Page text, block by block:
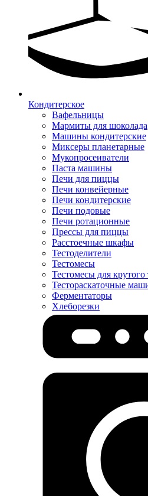
Кондитерское
Вафельницы
Мармиты для шоколада
Машины кондитерские
Миксеры планетарные
Мукопросеиватели
Паста машины
Печи для пиццы
Печи конвейерные
Печи кондитерские
Печи подовые
Печи ротационные
Прессы для пиццы
Расстоечные шкафы
Тестоделители
Тестомесы
Тестомесы для крутого
Тестораскаточные
Ферментаторы
Хлеборезки